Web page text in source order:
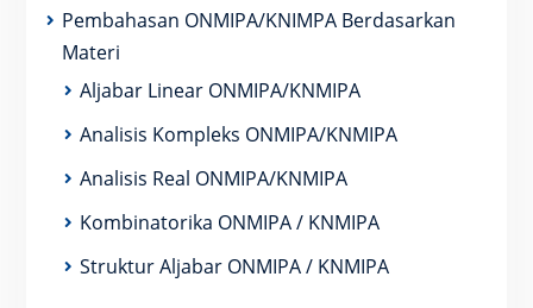
Pembahasan ONMIPA/KNIMPA Berdasarkan
Materi
Aljabar Linear ONMIPA/KNMIPA
Analisis Kompleks ONMIPA/KNMIPA
Analisis Real ONMIPA/KNMIPA
Kombinatorika ONMIPA / KNMIPA
Struktur Aljabar ONMIPA / KNMIPA